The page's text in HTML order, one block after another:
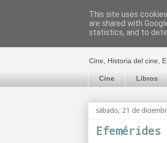
El
Cine, Historia del cine,
Cine Libros
sábado, 21 de
This site uses
are shared with
statistics, and to